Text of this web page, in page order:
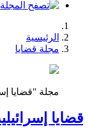
الرئيسية
مجلة قضايا
مجلة "قضايا
قضايا إسرائيلية